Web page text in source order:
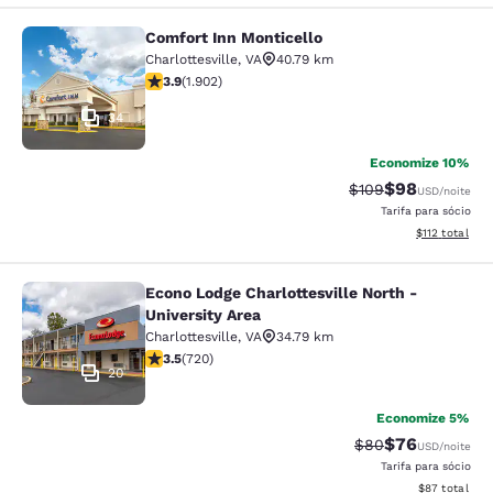
Comfort Inn Monticello
34
Comfort Inn Monticello
Charlottesville, VA
40.79 km
classificação 3.93 estrelas. Bom. 1902 avaliações
3.9(1.902)
Economize 10%
Tarifa anterior
$109Tarifa com
$98USD/noite
Tarifa para sócio
Exibir
$112 total
Econo Lodge Charlottesville North
20
Econo Lodge Charlottesville North -
University Area
Charlottesville, VA
34.79 km
classificação 3.53 estrelas. Bom. 720 avaliações
3.5(720)
Economize 5%
Tarifa anterior
$80Tarifa com
$76USD/noite
Tarifa para sócio
Exibir
$87 total